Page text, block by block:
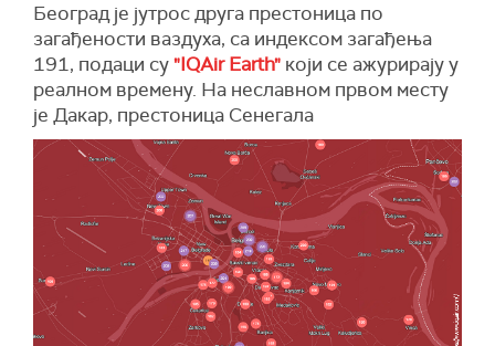
Београд је јутрос друга престоница по
загађености ваздуха, са индексом загађења
191, подаци су"IQAir Earth" који се ажурирају у
реалном времену. На неславном првом месту
је Дакар, престоница Сенегала